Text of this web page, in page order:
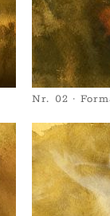
Nr. 02 ·